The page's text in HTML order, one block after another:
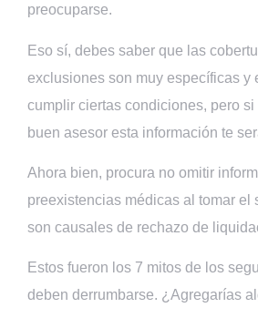
preocuparse.
Eso sí, debes saber que las
exclusiones son muy específicas y
cumplir ciertas condiciones, pero si
buen asesor esta información te
Ahora bien, procura no omitir
preexistencias médicas al tomar el
son causales de rechazo de
Estos fueron los 7 mitos de los
deben derrumbarse. ¿Agregarías